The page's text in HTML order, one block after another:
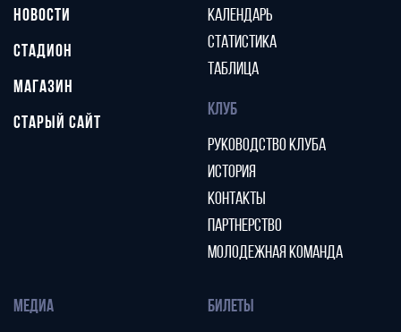
НОВОСТИ
СТАДИОН
МАГАЗИН
СТАРЫЙ САЙТ
КАЛЕНДАРЬ
СТАТИСТИКА
ТАБЛИЦА
КЛУБ
РУКОВОДСТВО КЛУБА
ИСТОРИЯ
КОНТАКТЫ
ПАРТНЕРСТВО
МОЛОДЕЖНАЯ КОМАНДА
МЕДИА
БИЛЕТЫ